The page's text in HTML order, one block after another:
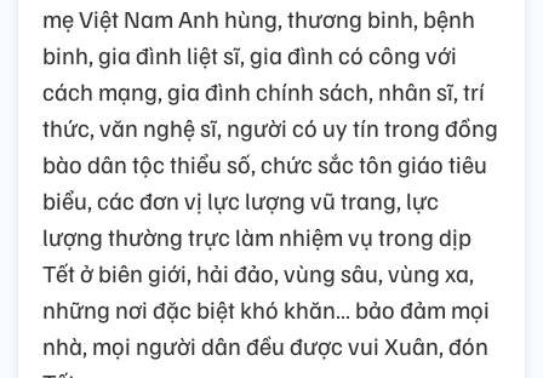
mẹ Việt Nam Anh hùng, thương binh, bệnh
binh, gia đình liệt sĩ, gia đình có công với
cách mạng, gia đình chính sách, nhân sĩ, trí
thức, văn nghệ sĩ, người có uy tín trong đồng
bào dân tộc thiểu số, chức sắc tôn giáo tiêu
biểu, các đơn vị lực lượng vũ trang, lực
lượng thường trực làm nhiệm vụ trong dịp
Tết ở biên giới, hải đảo, vùng sâu, vùng xa,
những nơi đặc biệt khó khăn… bảo đảm mọi
nhà, mọi người dân đều được vui Xuân, đón